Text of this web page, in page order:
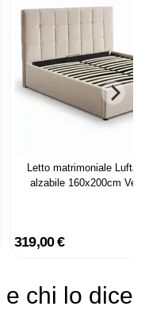
Letto matrimoniale
alzabile 160x200cm
319,00 €
e chi lo dice